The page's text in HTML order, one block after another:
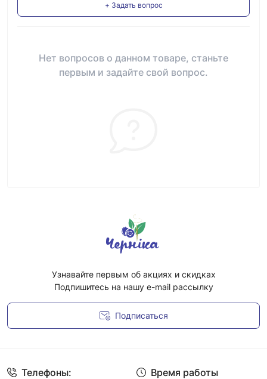
+ Задать вопрос
Нет вопросов о данном товаре, станьте
первым и задайте свой вопрос.
Узнавайте первым об акциях и скидках
Подпишитесь на нашу e-mail рассылку
Подписаться
Телефоны: Время работы